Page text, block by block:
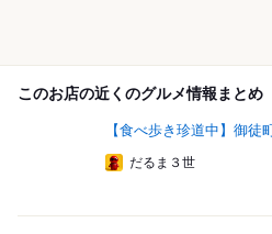
このお店の近くのグルメ情報まとめ
【食べ歩き珍道中】御徒
だるま３世